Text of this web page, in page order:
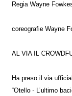
Regia Wayne
coreografie Wayne
AL VIA IL
Ha preso il via
“Otello - L’ultimo